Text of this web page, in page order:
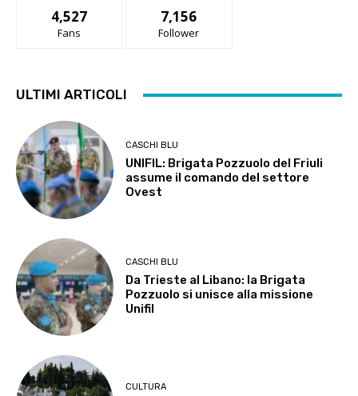
4,527
Fans
7,156
Follower
ULTIMI ARTICOLI
CASCHI BLU
UNIFIL: Brigata Pozzuolo del Friuli
assume il comando del settore
Ovest
CASCHI BLU
Da Trieste al Libano: la Brigata
Pozzuolo si unisce alla missione
Unifil
CULTURA